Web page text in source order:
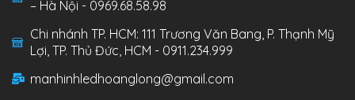
– Hà Nội - 0969.68.58.98
Chi nhánh TP. HCM: 111 Trương Văn Bang, P. Thạnh Mỹ
Lợi, TP. Thủ Đức, HCM - 0911.234.999
manhinhledhoanglong@gmail.com